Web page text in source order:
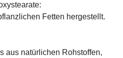
Fetten hergestellt.
aus natürlichen Rohstoffen,